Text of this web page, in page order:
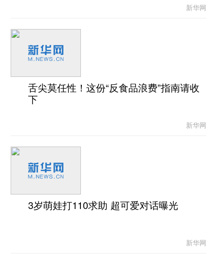
新华网
舌尖莫任性！这份“反食品浪费”指南请收
下
新华网
3岁萌娃打110求助 超可爱对话曝光
新华网